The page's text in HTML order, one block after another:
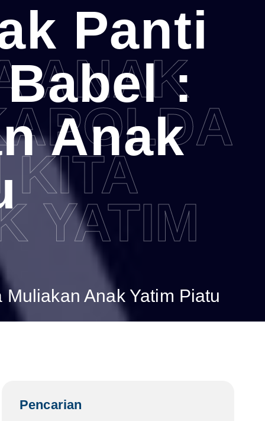
ANAK
KITA
YATIM
Panti
:
Anak
Anak Yatim Piatu
Pencarian